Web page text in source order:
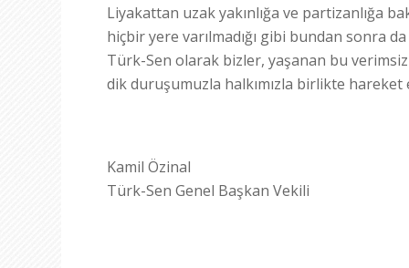
Liyakattan uzak yakınlığa ve partizanlığa
hiçbir yere varılmadığı gibi bundan sonra
Türk-Sen olarak bizler, yaşanan bu
dik duruşumuzla halkımızla birlikte
Kamil Özinal
Türk-Sen Genel Başkan Vekili